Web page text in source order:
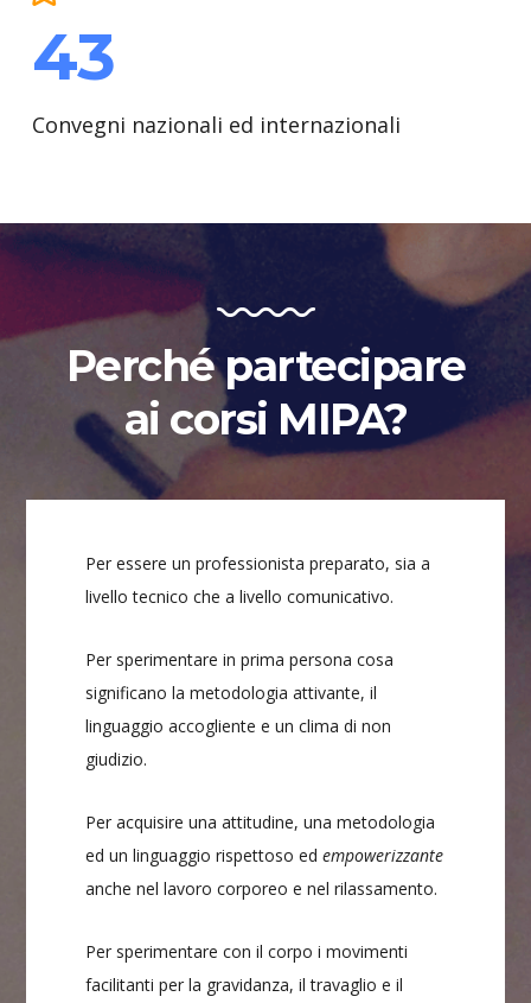
43
Convegni nazionali ed internazionali
Perché partecipare
ai corsi MIPA?
Per essere un professionista preparato, sia a
livello tecnico che a livello comunicativo.
Per sperimentare in prima persona cosa
significano la metodologia attivante, il
linguaggio accogliente e un clima di non
giudizio.
Per acquisire una attitudine, una metodologia
ed un linguaggio rispettoso edempowerizzante
anche nel lavoro corporeo e nel rilassamento.
Per sperimentare con il corpo i movimenti
facilitanti per la gravidanza, il travaglio e il